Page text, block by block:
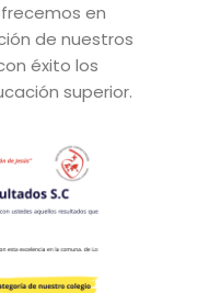
en
de nuestros
éxito los
superior.